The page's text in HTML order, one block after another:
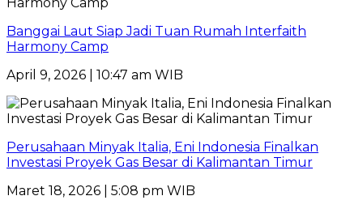
Banggai Laut Siap Jadi Tuan Rumah Interfaith
Harmony Camp
April 9, 2026 | 10:47 am WIB
Perusahaan Minyak Italia, Eni Indonesia Finalkan
Investasi Proyek Gas Besar di Kalimantan Timur
Maret 18, 2026 | 5:08 pm WIB